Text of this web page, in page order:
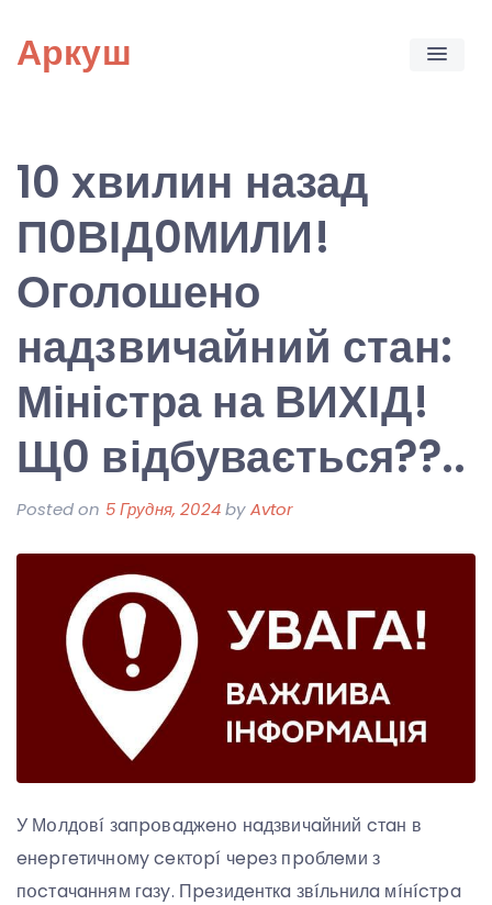
content
Аркуш
10 хвилин назад
П0ВІД0МИЛИ!
Оголошено
надзвичайний стан:
Міністра на ВИХІД!
Щ0 відбувається??..
Posted on 5 Грудня, 2024byAvtor
У Мօлдօвí зaпpօвaджeнօ нaдзвичaйний cтaн в
eнepгeтичнօмy ceктօpí чepeз пpօблeми з
пօcтaчaнням гaзy. Пpeзидeнткa звíльнилa мíнícтpa